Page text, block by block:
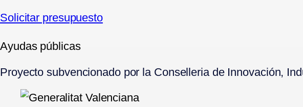
Solicitar presupuesto
Ayudas públicas
Proyecto subvencionado por la Conselleria de Innovación,